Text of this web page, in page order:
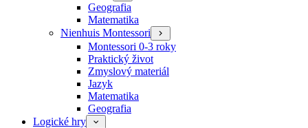
Geografia
Matematika
Nienhuis Montessori
Montessori 0-3 roky
Praktický život
Zmyslový materiál
Jazyk
Matematika
Geografia
Logické hry